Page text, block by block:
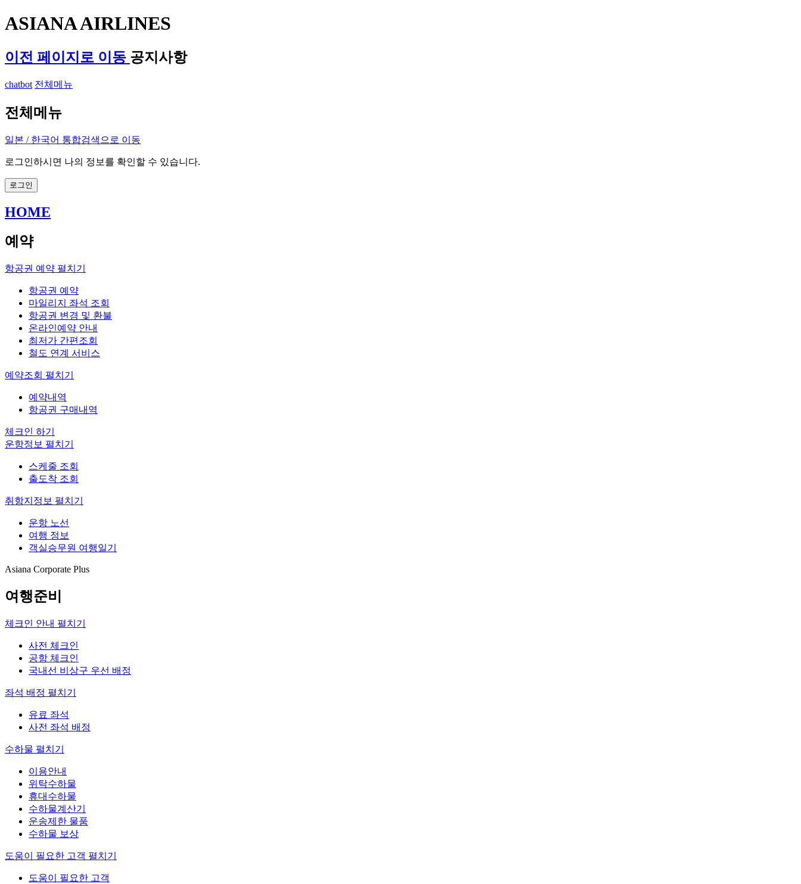
ASIANA AIRLINES
이전 페이지로 이동 공지사항
chatbot 전체메뉴
전체메뉴
일본 / 한국어 통합검색으로 이동
로그인하시면 나의 정보를 확인할 수 있습니다.
로그인
HOME
예약
항공권 예약 펼치기
항공권 예약
마일리지 좌석 조회
항공권 변경 및 환불
온라인예약 안내
최저가 간편조회
철도 연계 서비스
예약조회 펼치기
예약내역
항공권 구매내역
체크인 하기
운항정보 펼치기
스케줄 조회
출도착 조회
취항지정보 펼치기
운항 노선
여행 정보
객실승무원 여행일기
Asiana Corporate Plus
여행준비
체크인 안내 펼치기
사전 체크인
공항 체크인
국내선 비상구 우선 배정
좌석 배정 펼치기
유료 좌석
사전 좌석 배정
수하물 펼치기
이용안내
위탁수하물
휴대수하물
수하물계산기
운송제한 물품
수하물 보상
도움이 필요한 고객 펼치기
도움이 필요한 고객